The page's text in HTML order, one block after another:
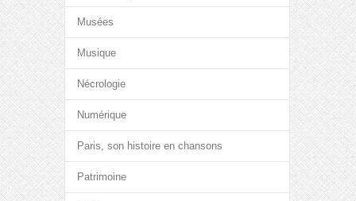
Musées
Musique
Nécrologie
Numérique
Paris, son histoire en chansons
Patrimoine